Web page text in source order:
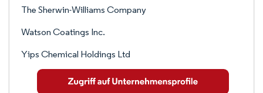
The Sherwin-Williams Company
Watson Coatings Inc.
Yips Chemical Holdings Ltd